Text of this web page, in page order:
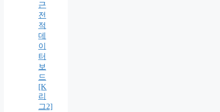
근
전
적
데
이
터
보
드
[K
리
그2]